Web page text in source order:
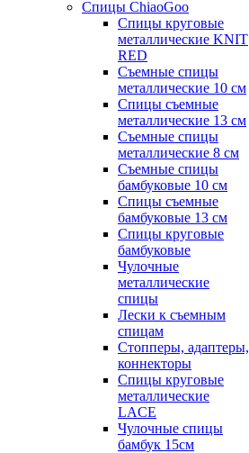
Спицы ChiaoGoo
Спицы круговые
металлические KNIT
RED
Съемные спицы
металлические 10 см
Спицы съемные
металлические 13 см
Съемные спицы
металлические 8 см
Съемные спицы
бамбуковые 10 см
Спицы съемные
бамбуковые 13 см
Спицы круговые
бамбуковые
Чулочные
металлические
спицы
Лески к съемным
спицам
Стопперы, адаптеры,
коннекторы
Спицы круговые
металлические
LACE
Чулочные спицы
бамбук 15см